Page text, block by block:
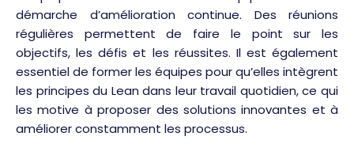
démarche d’amélioration continue. Des réunions
régulières permettent de faire le point sur les
objectifs, les défis et les réussites. Il est également
essentiel de former les équipes pour qu’elles intègrent
les principes du Lean dans leur travail quotidien, ce qui
les motive à proposer des solutions innovantes et à
améliorer constamment les processus.